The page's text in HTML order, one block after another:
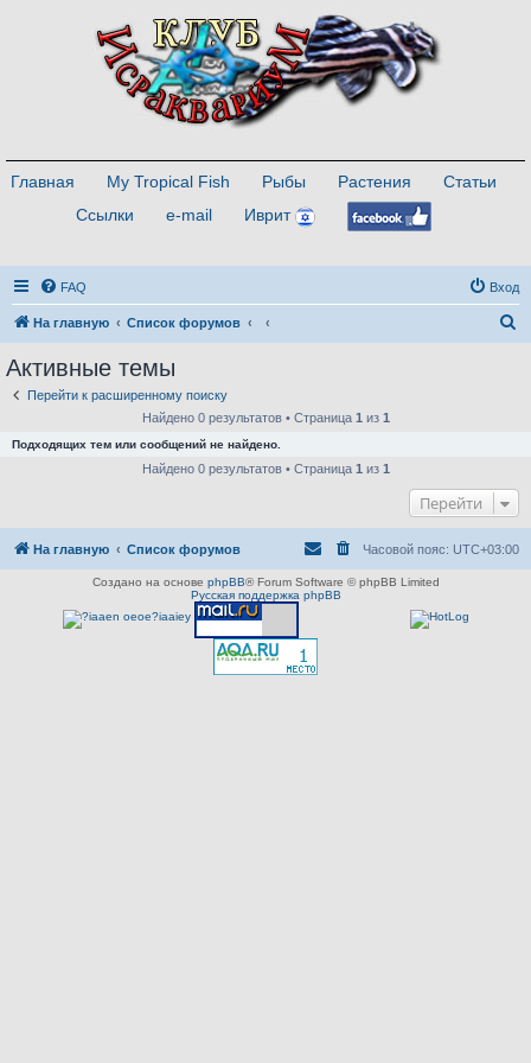
Главная My Tropical Fish Рыбы Растения
Статьи
Ссылки
e-mail Иврит
FAQ Вход
На главную Список форумов
Активные темы
Перейти к расширенному поиску
Найдено 0 результатов • Страница 1 из 1
Подходящих тем или сообщений не найдено.
Найдено 0 результатов • Страница 1 из 1
Перейти
На главную Список форумов Часовой пояс: UTC+03:00
Создано на основе phpBB® Forum Software © phpBB Limited
Русская поддержка phpBB